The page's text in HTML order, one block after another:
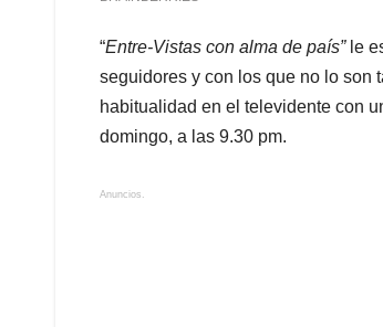
“Entre-Vistas con alma de país”le
seguidores y con los que no lo son
habitualidad en el televidente con
domingo, a las 9.30 pm.
Anuncios.